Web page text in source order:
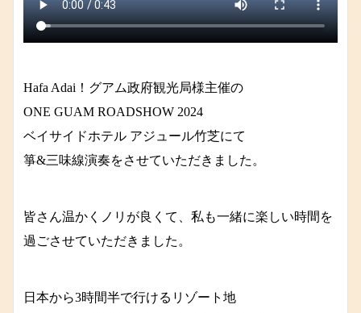
Hafa Adai！グアム政府観光局様主催の
ONE GUAM ROADSHOW 2024
ベイサイドホテル アジュール竹芝にて
箏&三味線演奏をさせていただきました。
皆さん温かくノリが良くて、私も一緒に楽しい時間を
過ごさせていただきました。
日本から3時間半で行けるリゾート地